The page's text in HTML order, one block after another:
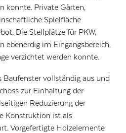
konnte. Private Gärten,
Spielfläche
Die Stellplätze für PKW,
ebenerdig im Eingangsbereich,
verzichtet werden konnte.
Baufenster vollständig aus und
zur Einhaltung der
Reduzierung der
Konstruktion ist als
Vorgefertigte Holzelemente